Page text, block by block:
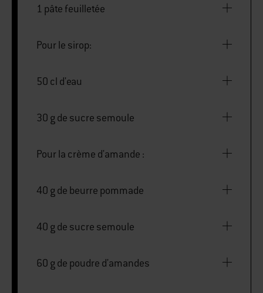
1 pâte feuilletée
Pour le sirop:
50 cl d'eau
30 g de sucre semoule
Pour la crème d'amande :
40 g de beurre pommade
40 g de sucre semoule
60 g de poudre d'amandes